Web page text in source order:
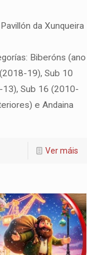
da Xunqueira
Biberóns (ano
19), Sub 10
Sub 16 (2010-
e Andaina
Ver máis